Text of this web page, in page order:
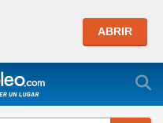
ABRIR